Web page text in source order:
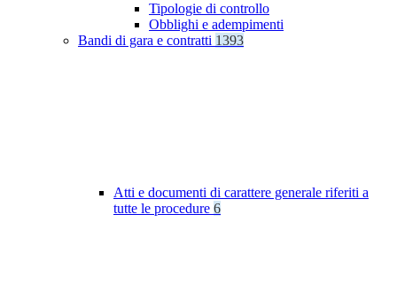
Tipologie di controllo
Obblighi e adempimenti
Bandi di gara e contratti 1393
Atti e documenti di carattere generale riferiti a
tutte le procedure 6